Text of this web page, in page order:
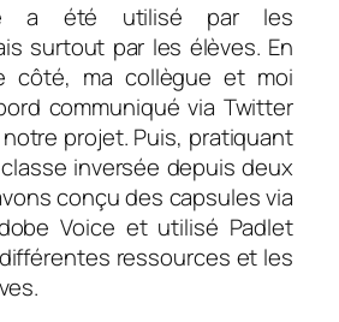
a été utilisé par les
surtout par les élèves. En
côté, ma collègue et moi
communiqué via Twitter
projet. Puis, pratiquant
inversée depuis deux
conçu des capsules via
Voice et utilisé Padlet
ressources et les